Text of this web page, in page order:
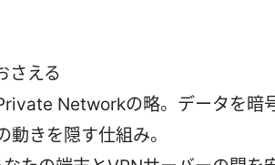
さえる
Networkの略。データを暗号
動きを隠す仕組み。